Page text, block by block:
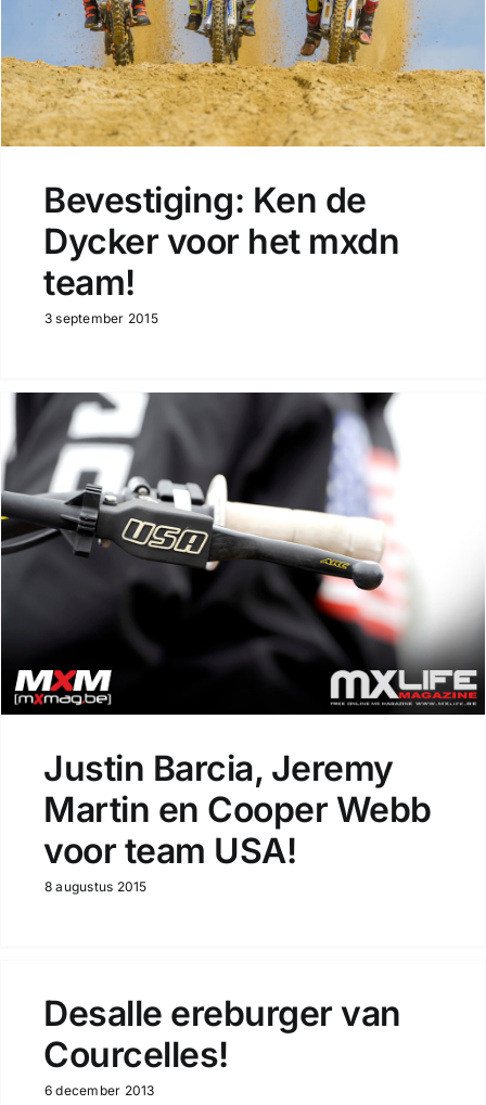
Bevestiging: Ken de
Dycker voor het mxdn
team!
3 september 2015
Justin Barcia, Jeremy
Martin en Cooper Webb
voor team USA!
8 augustus 2015
Desalle ereburger van
Courcelles!
6 december 2013